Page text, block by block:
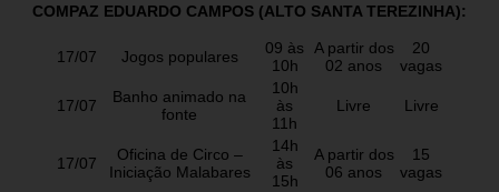
COMPAZ EDUARDO CAMPOS (ALTO SANTA TEREZINHA):
17/07 Jogos populares
09 às
10h
A partir dos
02 anos
20
vagas
17/07
Banho animado na
fonte
10h
às
11h
Livre Livre
17/07
Oficina de Circo –
Iniciação Malabares
14h
às
15h
A partir dos
06 anos
15
vagas